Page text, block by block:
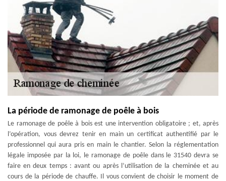
La période de ramonage de poêle à bois
Le ramonage de poêle à bois est une intervention obligatoire ; et, après
l’opération, vous devrez tenir en main un certificat authentifié par le
professionnel qui aura pris en main le chantier. Selon la réglementation
légale imposée par la loi, le ramonage de poêle dans le 31540 devra se
faire en deux temps : avant ou après l’utilisation de la cheminée et au
cours de la période de chauffe. Il vous convient de choisir le moment de